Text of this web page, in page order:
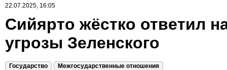
22.07.2025, 16:05
Сийярто жёстко ответил
угрозы Зеленского
Государство
Межгосударственные отношения